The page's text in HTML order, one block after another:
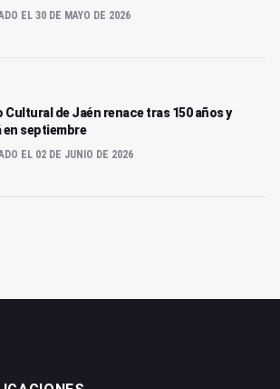
EL 30 DE MAYO DE 2026
Cultural de Jaén renace tras 150 años y
en septiembre
EL 02 DE JUNIO DE 2026